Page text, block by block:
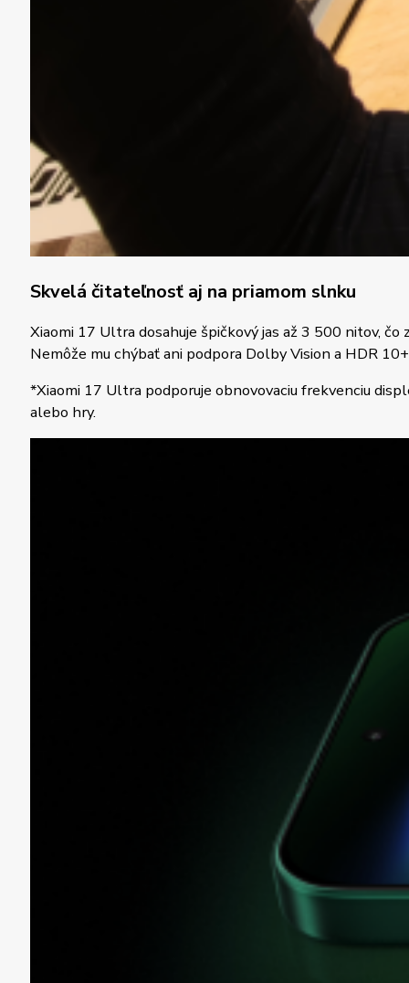
Skvelá čitateľnosť aj na priamom slnku
Xiaomi 17 Ultra dosahuje špičkový jas až 3 500 nitov,
Nemôže mu chýbať ani podpora Dolby Vision a HDR
*Xiaomi 17 Ultra podporuje obnovovaciu frekvenciu
alebo hry.